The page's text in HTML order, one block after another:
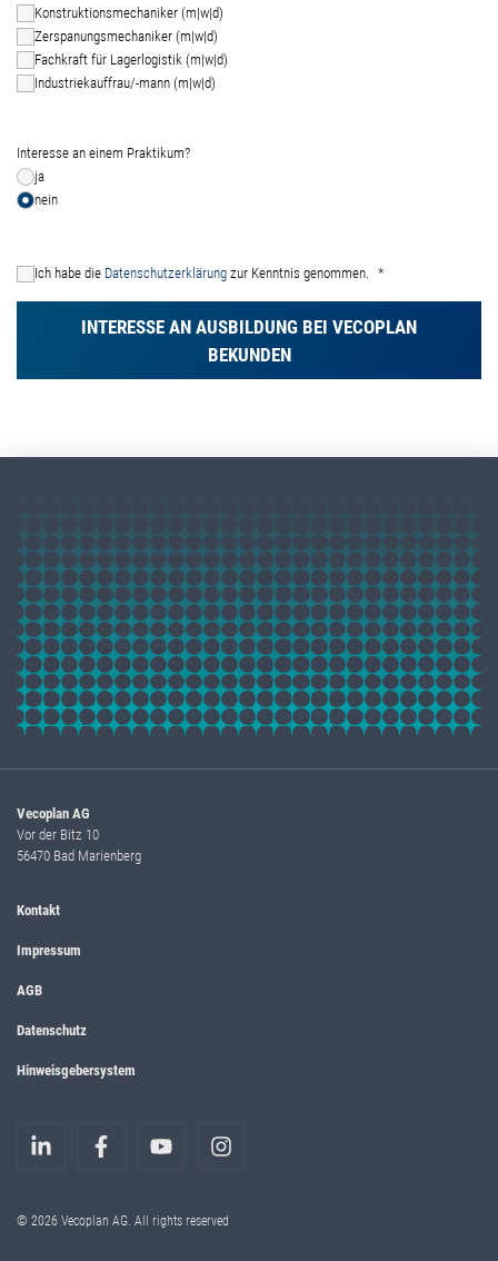
Konstruktionsmechaniker (m|w|d)
Zerspanungsmechaniker (m|w|d)
Fachkraft für Lagerlogistik (m|w|d)
Industriekauffrau/-mann (m|w|d)
Interesse an einem Praktikum?
ja
nein
Ich habe die Datenschutzerklärung zur Kenntnis genommen.
INTERESSE AN AUSBILDUNG BEI VECOPLAN
BEKUNDEN
Vecoplan AG
Vor der Bitz 10
56470 Bad Marienberg
Kontakt
Impressum
AGB
Datenschutz
Hinweisgebersystem
© 2026 Vecoplan AG. All rights reserved